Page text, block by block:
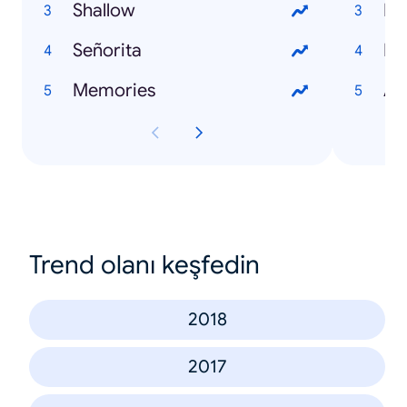
Shallow
Señorita
Memories
Trend olanı keşfedin
2018
2017